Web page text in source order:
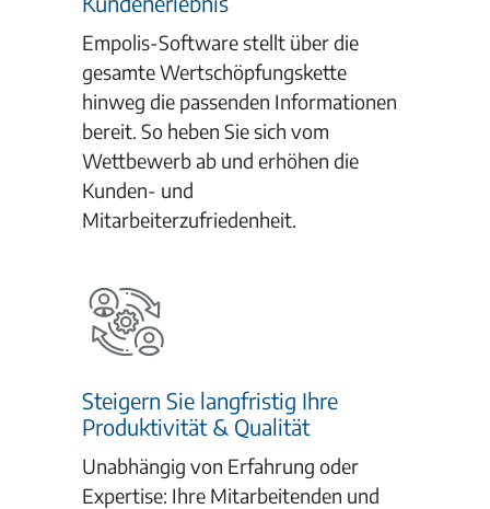
Empolis-Software stellt über die
gesamte Wertschöpfungskette
hinweg die passenden Informationen
bereit. So heben Sie sich vom
Wettbewerb ab und erhöhen die
Kunden- und
Mitarbeiterzufriedenheit.
Steigern Sie langfristig Ihre
Produktivität & Qualität
Unabhängig von Erfahrung oder
Expertise: Ihre Mitarbeitenden und